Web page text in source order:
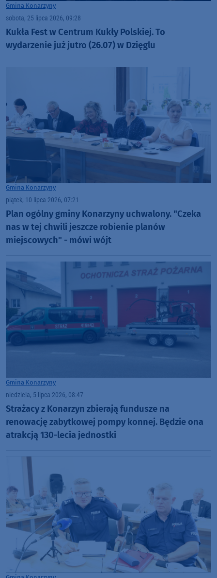
Gmina Konarzyny
sobota, 25 lipca 2026, 09:28
Kukła Fest w Centrum Kukły Polskiej. To
wydarzenie już jutro (26.07) w Dzięglu
Gmina Konarzyny
piątek, 10 lipca 2026, 07:21
Plan ogólny gminy Konarzyny uchwalony. "Czeka
nas w tej chwili jeszcze robienie planów
miejscowych" - mówi wójt
Gmina Konarzyny
niedziela, 5 lipca 2026, 08:47
Strażacy z Konarzyn zbierają fundusze na
renowację zabytkowej pompy konnej. Będzie ona
atrakcją 130-lecia jednostki